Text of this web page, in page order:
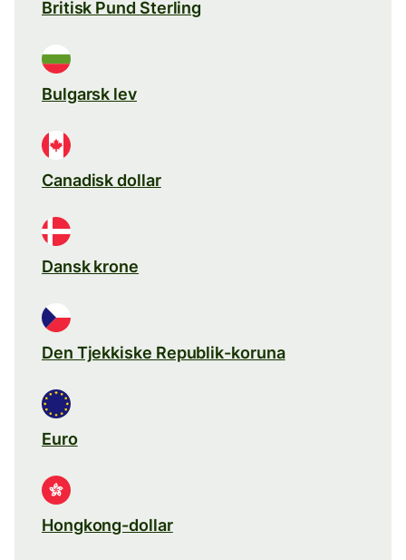
Britisk Pund Sterling
Bulgarsk lev
Canadisk dollar
Dansk krone
Den Tjekkiske Republik-koruna
Euro
Hongkong-dollar